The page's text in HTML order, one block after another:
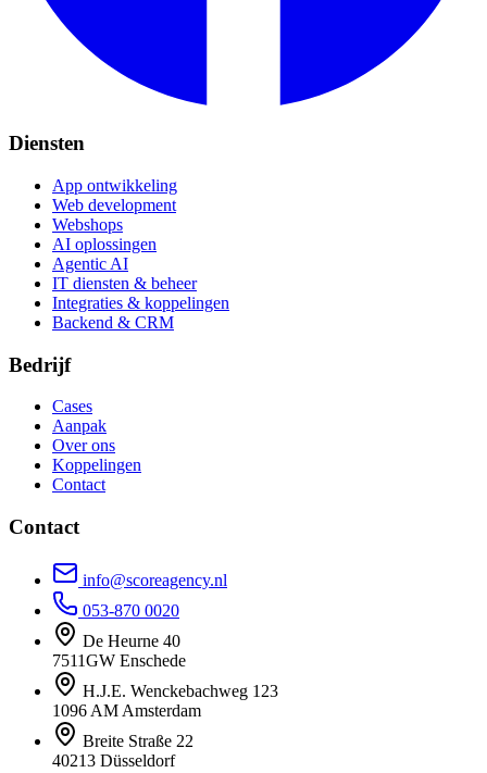
Diensten
App ontwikkeling
Web development
Webshops
AI oplossingen
Agentic AI
IT diensten & beheer
Integraties & koppelingen
Backend & CRM
Bedrijf
Cases
Aanpak
Over ons
Koppelingen
Contact
Contact
info@scoreagency.nl
053-870 0020
De Heurne 40
7511GW Enschede
H.J.E. Wenckebachweg 123
1096 AM Amsterdam
Breite Straße 22
40213 Düsseldorf